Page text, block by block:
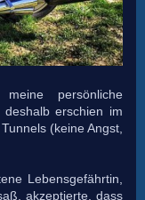
persönliche
erschien im
(keine Angst,
Lebensgefährtin,
akzeptierte, dass